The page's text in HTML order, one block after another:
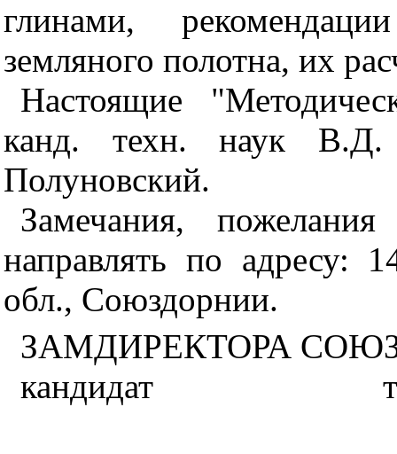
глинами,
земляного полотна, их
Настоящие
канд. техн. наук
Полуновский.
Замечания,
направлять по адресу:
обл., Союздорнии.
ЗАМДИРЕКТОРА
кандидат